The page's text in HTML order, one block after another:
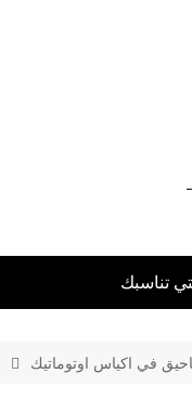
– 01211116956 –
تناسبك
في اكياس اوتوماتيك